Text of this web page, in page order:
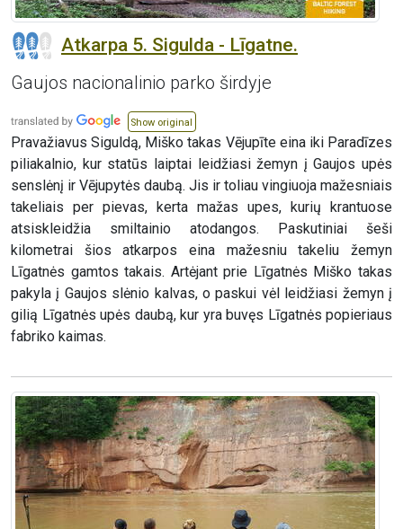
Atkarpa 5. Sigulda - Līgatne.
Gaujos nacionalinio parko širdyje
Show original
Pravažiavus Siguldą, Miško takas Vējupīte eina iki Paradīzes
piliakalnio, kur statūs laiptai leidžiasi žemyn į Gaujos upės
senslėnį ir Vējupytės daubą. Jis ir toliau vingiuoja mažesniais
takeliais per pievas, kerta mažas upes, kurių krantuose
atsiskleidžia smiltainio atodangos. Paskutiniai šeši
kilometrai šios atkarpos eina mažesniu takeliu žemyn
Līgatnės gamtos takais. Artėjant prie Līgatnės Miško takas
pakyla į Gaujos slėnio kalvas, o paskui vėl leidžiasi žemyn į
gilią Līgatnės upės daubą, kur yra buvęs Līgatnės popieriaus
fabriko kaimas.